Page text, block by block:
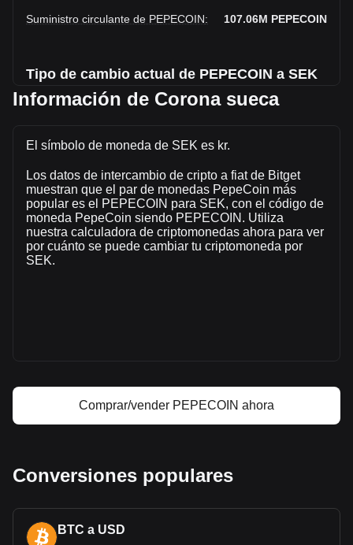
Suministro circulante de PEPECOIN: 107.06M PEPECOIN
Tipo de cambio actual de PEPECOIN a SEK
PepeCoin a Corona sueca sube esta semana.
por PEPECOIN y tiene una capitalización de mercado total
de 107,057,220 PEPECOIN. El volumen de trading de
PepeCoin se modificó en un -15.58% (kr-151,345.68 SEK)
en las últimas 24 horas. El último día de trading, el volumen
de operaciones de PEPECOIN fue kr971,472.37.
Más información acerca de PepeCoin en
Información de Corona sueca
El símbolo de moneda de SEK es kr.
Los datos de intercambio de cripto a fiat de Bitget
muestran que el par de monedas PepeCoin más
popular es el PEPECOIN para SEK, con el código de
moneda PepeCoin siendo PEPECOIN. Utiliza
nuestra calculadora de criptomonedas ahora para ver
por cuánto se puede cambiar tu criptomoneda por
SEK.
Comprar/vender PEPECOIN ahora
Conversiones populares
BTC a USD